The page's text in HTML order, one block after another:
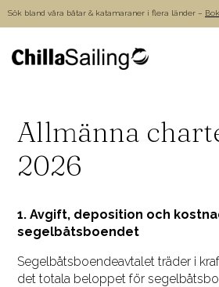
Sök bland våra båtar & katamaraner i flera länder –
Allmänna
2026
1. Avgift, deposition och
segelbåtsboendet
Segelbåtsboendeavtalet träder i
det totala beloppet för